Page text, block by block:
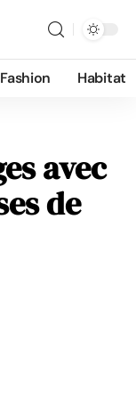
Fashion Habitat
avec
de